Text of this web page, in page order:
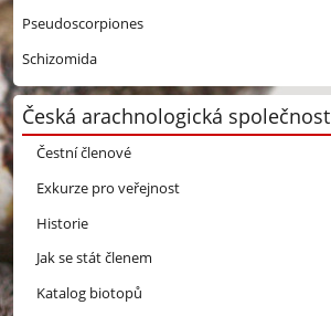
Pseudoscorpiones
Schizomida
Česká arachnologická společnost
Čestní členové
Exkurze pro veřejnost
Historie
Jak se stát členem
Katalog biotopů